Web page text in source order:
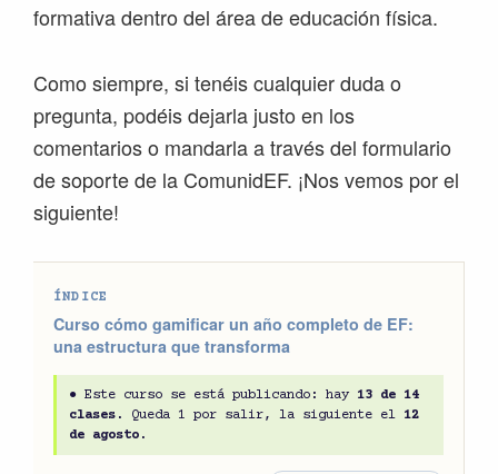
formativa dentro del área de educación física.
Como siempre, si tenéis cualquier duda o
pregunta, podéis dejarla justo en los
comentarios o mandarla a través del formulario
de soporte de la ComunidEF. ¡Nos vemos por el
siguiente!
ÍNDICE
Curso cómo gamificar un año completo de EF:
una estructura que transforma
● Este curso se está publicando: hay 13 de 14
clases . Queda 1 por salir, la siguiente el 12
de agosto .